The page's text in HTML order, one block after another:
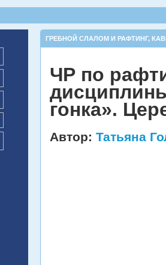
ГРЕБНОЙ СЛАЛОМ И РАФТИНГ,
ЧР по
гонка».
Автор: Татьяна